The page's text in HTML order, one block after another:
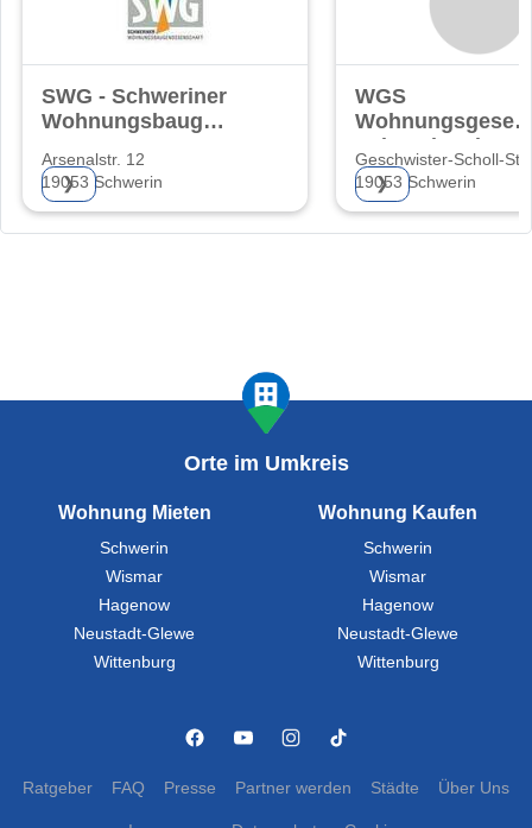
SWG - Schweriner
Wohnungsbaugenossenschaft
Arsenalstr. 12
19053 Schwerin
❯
WGS
Schwerin mbH
Geschwister-Scholl-
19053 Schwerin
❯
Orte im Umkreis
Wohnung Mieten
Schwerin
Wismar
Hagenow
Neustadt-Glewe
Wittenburg
Wohnung Kaufen
Schwerin
Wismar
Hagenow
Neustadt-Glewe
Wittenburg
Ratgeber FAQ Presse Partner werden Städte Über Uns